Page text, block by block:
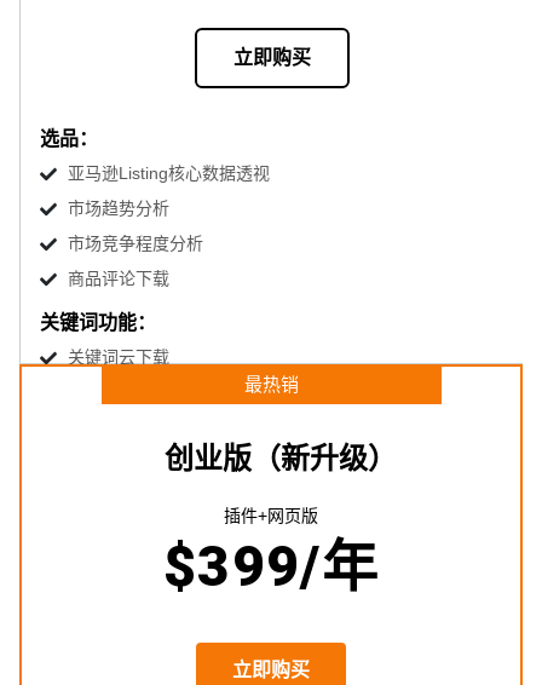
立即购买
选品：
亚马逊Listing核心数据透视
市场趋势分析
市场竞争程度分析
商品评论下载
关键词功能：
关键词云下载
最热销
创业版（新升级）
插件+网页版
$399/年
立即购买